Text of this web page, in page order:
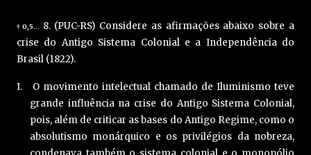
† 0,5…
8. (PUC-RS) Considere as afirmações abaixo sobre a
crise do Antigo Sistema Colonial e a Independência do
Brasil (1822).
I. O movimento intelectual chamado de Iluminismo teve
grande influência na crise do Antigo Sistema Colonial,
pois, além de criticar as bases do Antigo Regime, como o
absolutismo monárquico e os privilégios da nobreza,